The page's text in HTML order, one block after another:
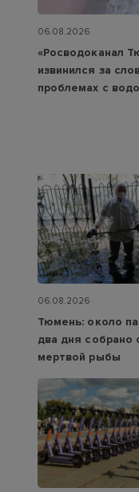
06.08.2026
«Росводоканал
извинился за
проблемах с
06.08.2026
Тюмень: около
два дня собрано
мертвой рыбы